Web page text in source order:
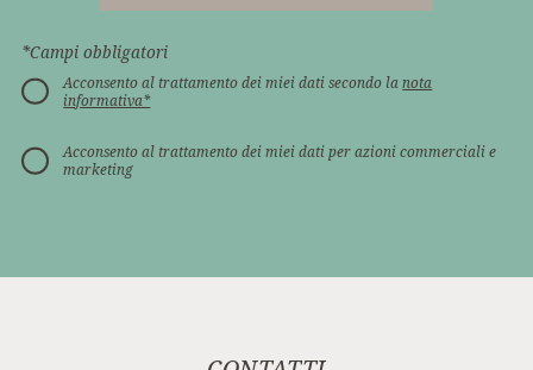
*Campi obbligatori
Acconsento al trattamento dei miei dati secondo lanota
informativa*
Acconsento al trattamento dei miei dati per azioni commerciali e
marketing